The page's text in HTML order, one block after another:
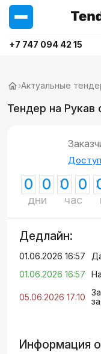
+7 747 094 42 15
›Актуальные
Тендер на Рукав
0 0
дни
0 0
час
Дедлайн:
01.06.2026 16:57
01.06.2026 16:57
05.06.2026 17:10
Информация